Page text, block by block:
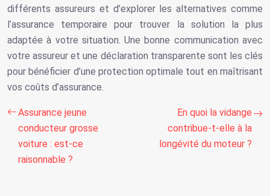
différents assureurs et d’explorer les alternatives comme
l’assurance temporaire pour trouver la solution la plus
adaptée à votre situation. Une bonne communication avec
votre assureur et une déclaration transparente sont les clés
pour bénéficier d’une protection optimale tout en maîtrisant
vos coûts d’assurance.
Assurance jeune
conducteur grosse
voiture : est-ce
raisonnable ?
En quoi la vidange
contribue-t-elle à la
longévité du moteur ?